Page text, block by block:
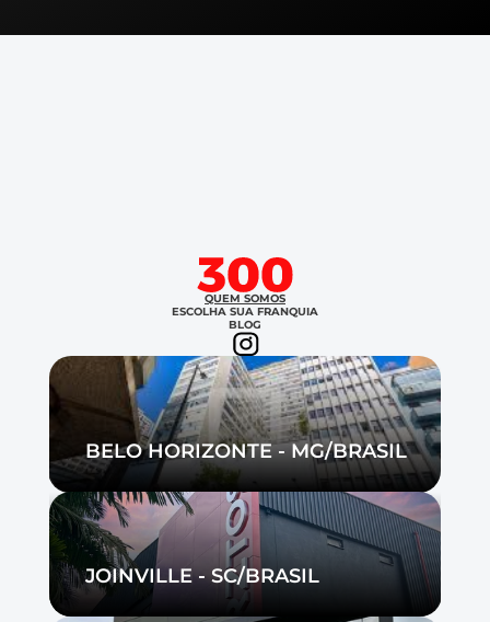
QUEM SOMOS
ESCOLHA SUA FRANQUIA
BLOG
BELO HORIZONTE - MG/BRASIL
JOINVILLE - SC/BRASIL